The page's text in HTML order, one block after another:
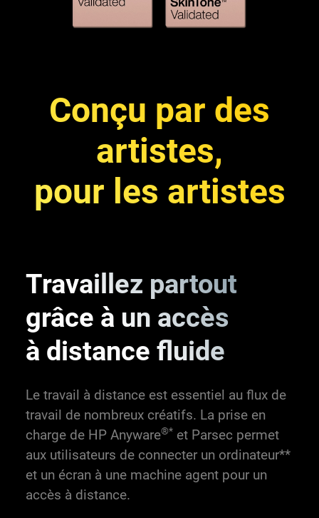
Conçu par des
artistes,
pour les artistes
Travaillez partout
grâce à un accès
à distance fluide
Le travail à distance est essentiel au flux de
travail de nombreux créatifs. La prise en
charge de HP Anyware®*et Parsec permet
aux utilisateurs de connecter un ordinateur**
et un écran à une machine agent pour un
accès à distance.